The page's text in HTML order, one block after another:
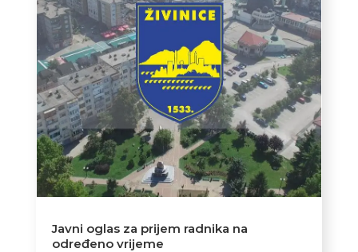
Javni oglas za prijem radnika na
određeno vrijeme